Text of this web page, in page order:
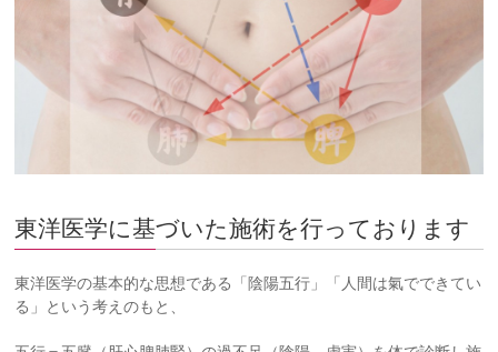
東洋医学に基づいた施術を行っております
東洋医学の基本的な思想である「陰陽五行」「人間は氣でできてい
る」という考えのもと、